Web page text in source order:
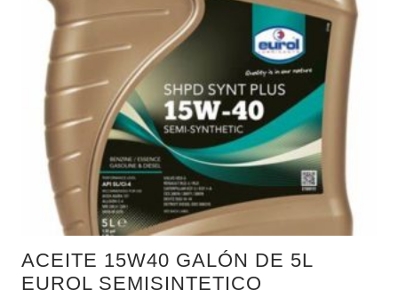
ACEITE 15W40 GALÓN DE 5L
EUROL SEMISINTETICO